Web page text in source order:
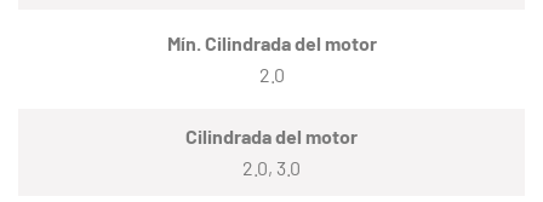
Mín. Cilindrada del motor
2.0
Cilindrada del motor
2.0, 3.0